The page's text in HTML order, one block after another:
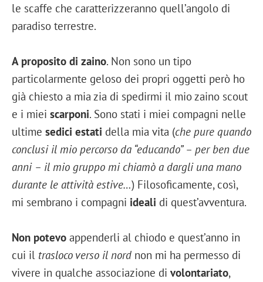
le scaffe che caratterizzeranno quell’angolo di
paradiso terrestre.
A proposito di zaino. Non sono un tipo
particolarmente geloso dei propri oggetti però ho
già chiesto a mia zia di spedirmi il mio zaino scout
e i miei scarponi. Sono stati i miei compagni nelle
ultime sedici estati della mia vita (che pure quando
conclusi il mio percorso da “educando” – per ben due
anni – il mio gruppo mi chiamò a dargli una mano
durante le attività estive…) Filosoficamente, così,
mi sembrano i compagni ideali di quest’avventura.
Non potevo appenderli al chiodo e quest’anno in
cui il trasloco verso il nord non mi ha permesso di
vivere in qualche associazione di volontariato,